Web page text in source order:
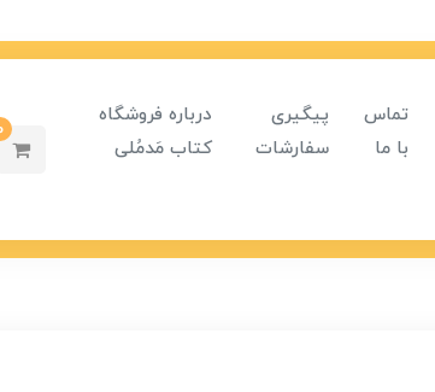
تماس
با ما
پیگیری
سفارشات
درباره فروشگاه
کتاب مَدمُلی